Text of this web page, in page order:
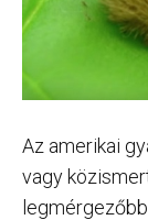
Az amerikai
vagy